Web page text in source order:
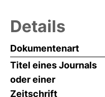
Details
Dokumentenart
Titel eines Journals
oder einer
Zeitschrift